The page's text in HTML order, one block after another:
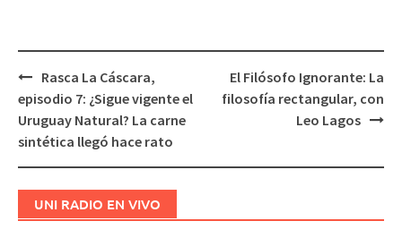
Navegación
de
entradas
Rasca La Cáscara,
episodio 7: ¿Sigue vigente el
Uruguay Natural? La carne
sintética llegó hace rato
El Filósofo Ignorante: La
filosofía rectangular, con
Leo Lagos
UNI RADIO EN VIVO